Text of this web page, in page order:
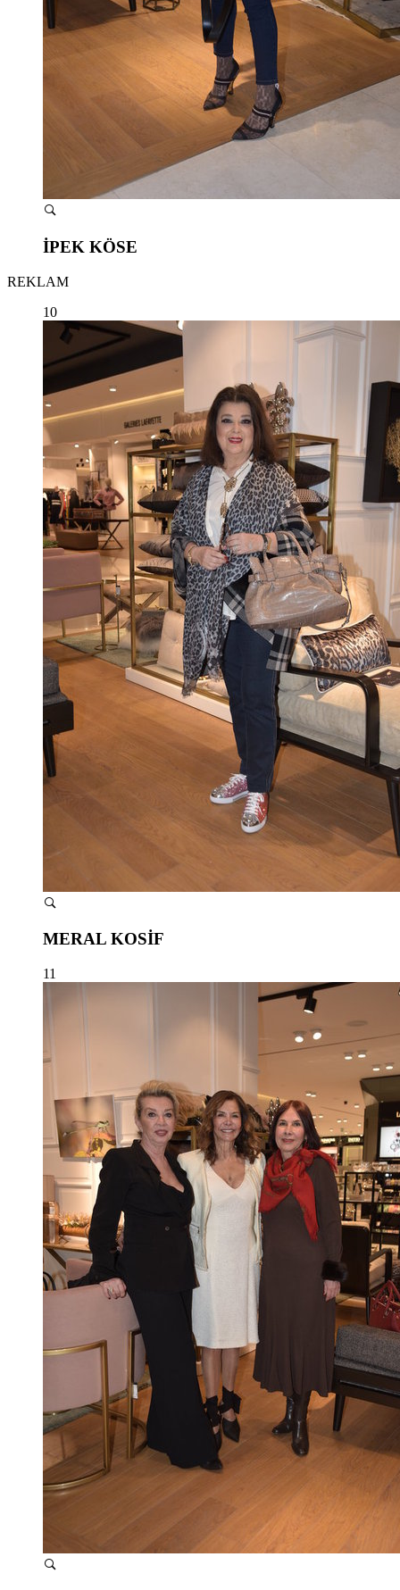
İPEK KÖSE
REKLAM
10
MERAL KOSİF
11